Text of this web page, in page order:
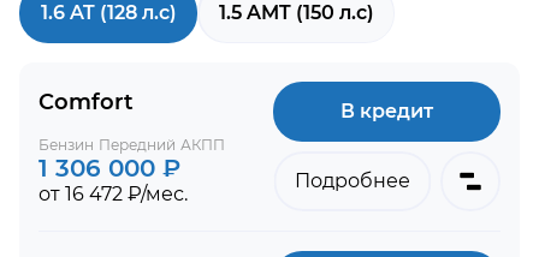
1.6 AT (128 л.с) 1.5 AMT (150 л.с)
Comfort
Бензин Передний АКПП
1 306 000 ₽
от 16 472 ₽/мес.
В кредит
Подробнее